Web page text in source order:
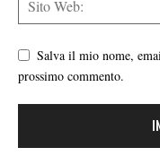
Salva il mio nome,
prossimo commento.